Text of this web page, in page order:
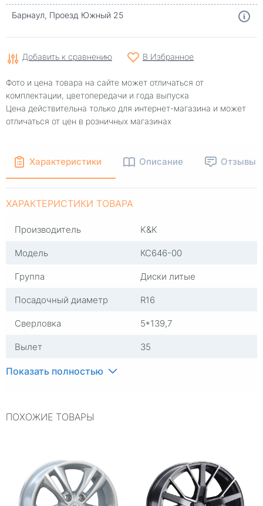
Барнаул, Проезд Южный 25
Добавить к сравнению В Избранное
Фото и цена товара на сайте может отличаться от
комплектации, цветопередачи и года выпуска
Цена действительна только для интернет-магазина и может
отличаться от цен в розничных магазинах
Характеристики Описание Отзывы
ХАРАКТЕРИСТИКИ ТОВАРА
Производитель
K&K
Модель
КС646-00
Группа
Диски литые
Посадочный диаметр
R16
Сверловка
5*139,7
Вылет
35
ЦО
Применяемость
Гарантия
Цвет
Серебристый
Показать полностью
ПОХОЖИЕ ТОВАРЫ